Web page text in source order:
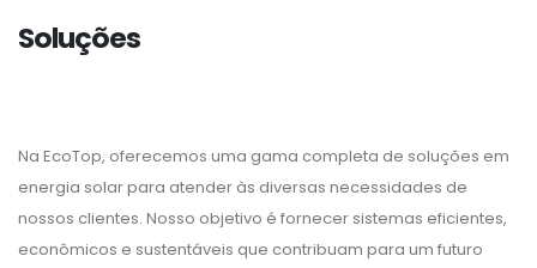
Soluções
Na EcoTop, oferecemos uma gama completa de soluções em
energia solar para atender às diversas necessidades de
nossos clientes. Nosso objetivo é fornecer sistemas eficientes,
econômicos e sustentáveis que contribuam para um futuro